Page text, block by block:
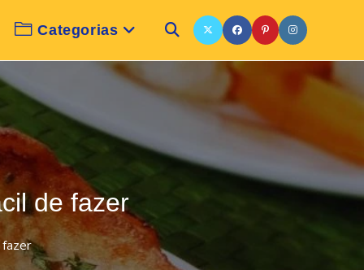
Categorias Alternar
pesquisa
do
de fazer
fazer